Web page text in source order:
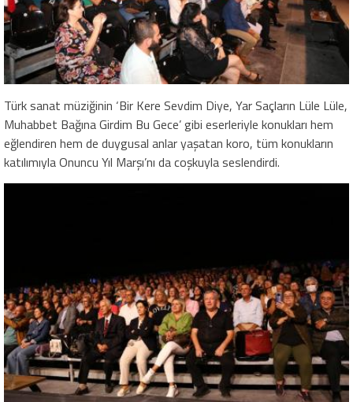
Türk sanat müziğinin ‘Bir Kere Sevdim Diye, Yar Saçların Lüle Lüle,
Muhabbet Bağına Girdim Bu Gece’ gibi eserleriyle konukları hem
eğlendiren hem de duygusal anlar yaşatan koro, tüm konukların
katılımıyla Onuncu Yıl Marşı’nı da coşkuyla seslendirdi.